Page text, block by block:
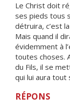
Le Christ doit
ses pieds tous
détruira, c’est
Mais quand il
évidemment à
toutes choses.
du Fils, il se
qui lui aura tout
RÉPONS